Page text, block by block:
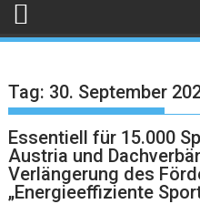
Tag: 30. September
Essentiell für 15.000
Austria und
Verlängerung des
„Energieeffiziente